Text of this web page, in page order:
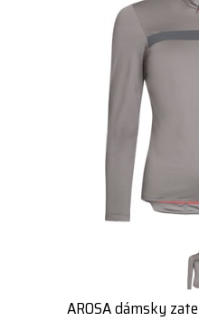
AROSA dámsky